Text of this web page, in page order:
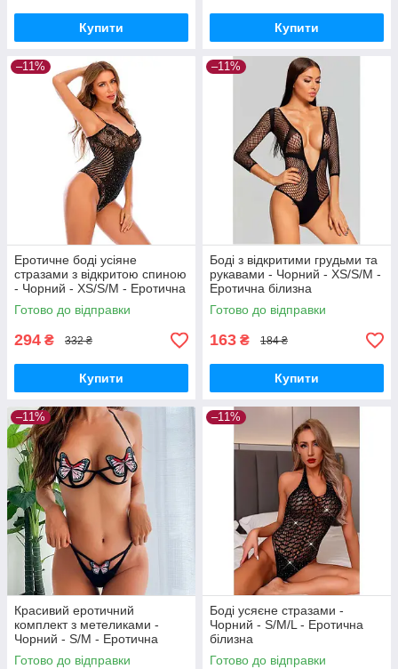
Купити Купити
–11%
Еротичне боді усіяне
стразами з відкритою спиною
- Чорний - XS/S/M - Еротична
білизна
Готово до відправки
294 ₴ 332 ₴
Купити
–11%
Боді з відкритими грудьми та
рукавами - Чорний - XS/S/M -
Еротична білизна
Готово до відправки
163 ₴ 184 ₴
Купити
–11%
Красивий еротичний
комплект з метеликами -
Чорний - S/M - Еротична
білизна
Готово до відправки
–11%
Боді усяєне стразами -
Чорний - S/M/L - Еротична
білизна
Готово до відправки